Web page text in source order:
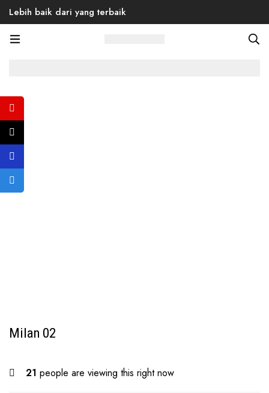
Lebih baik dari yang terbaik
Milan 02
21 people are viewing this right now